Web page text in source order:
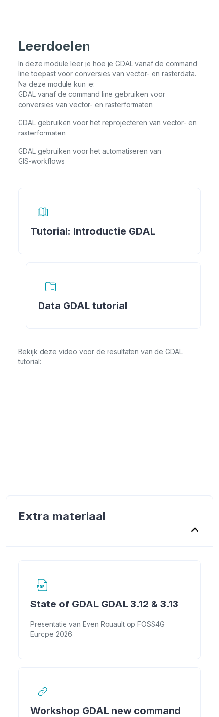
p
l
e
n
Leerdoelen
In deze module leer je hoe je GDAL vanaf de command
line toepast voor conversies van vector- en rasterdata.
Na deze module kun je:
GDAL vanaf de command line gebruiken voor
conversies van vector- en rasterformaten
GDAL gebruiken voor het reprojecteren van vector- en
rasterformaten
GDAL gebruiken voor het automatiseren van
GIS‑workflows
Tutorial: Introductie GDALBoek
Data GDAL tutorial
Bekijk deze video voor de resultaten van de GDAL
tutorial:
Extra materiaal
State of GDAL GDAL 3.12 & 3.13
Presentatie van Even Rouault op FOSS4G
Europe 2026
Workshop GDAL new command